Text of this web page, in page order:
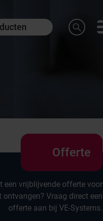
Offerte
een vrijblijvende offerte voor
ontvangen? Vraag direct een
offerte aan bij VE-Systems.